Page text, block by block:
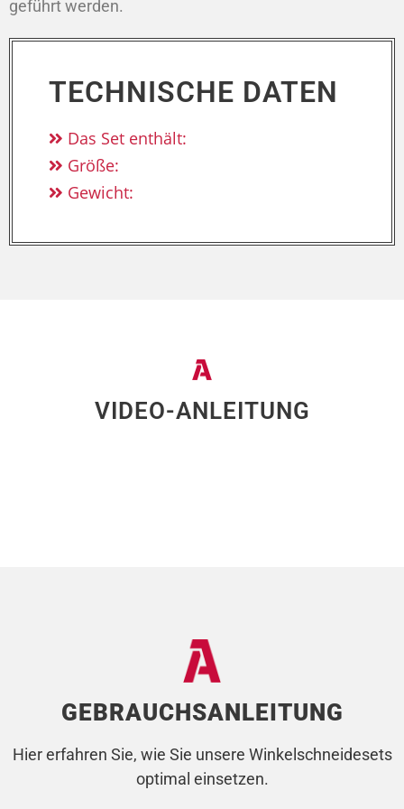
geführt werden.
TECHNISCHE DATEN
Das Set enthält:
Größe:
Gewicht:
VIDEO-ANLEITUNG
GEBRAUCHSANLEITUNG
Hier erfahren Sie, wie Sie unsere Winkelschneidesets
optimal einsetzen.